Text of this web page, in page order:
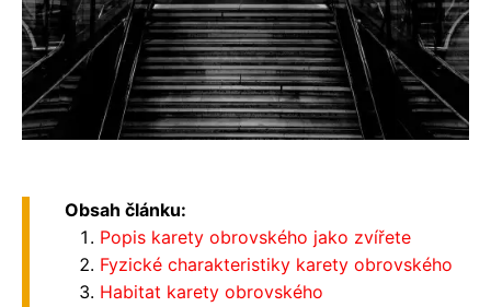
Obsah článku:
Popis karety obrovského jako zvířete
Fyzické charakteristiky karety obrovského
Habitat karety obrovského